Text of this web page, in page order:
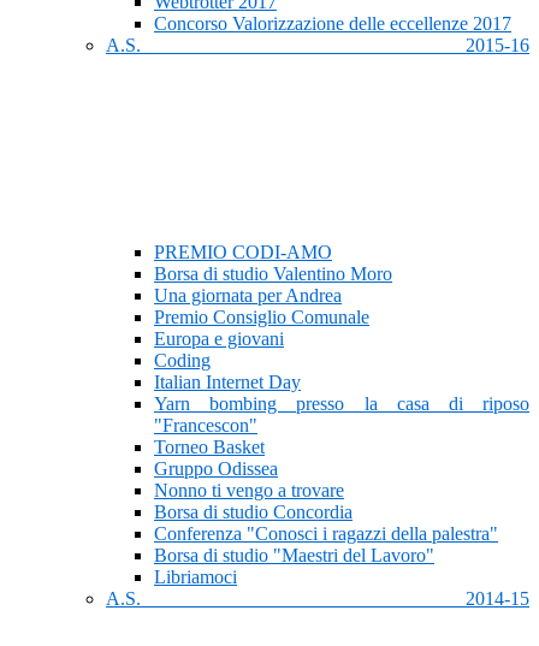
Concorso Valorizzazione delle eccellenze 2017
A.S. 2015-16
PREMIO CODI-AMO
Borsa di studio Valentino Moro
Una giornata per Andrea
Premio Consiglio Comunale
Europa e giovani
Coding
Italian Internet Day
Yarn bombing presso la casa di riposo
"Francescon"
Torneo Basket
Gruppo Odissea
Nonno ti vengo a trovare
Borsa di studio Concordia
Conferenza "Conosci i ragazzi della palestra"
Borsa di studio "Maestri del Lavoro"
Libriamoci
A.S. 2014-15